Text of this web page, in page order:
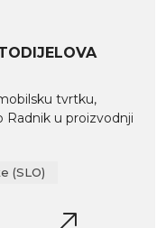
tvrtku,
Radnik u proizvodnji
(SLO)